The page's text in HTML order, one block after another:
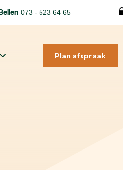
Bellen 073 - 523 64 65
Plan afspraak